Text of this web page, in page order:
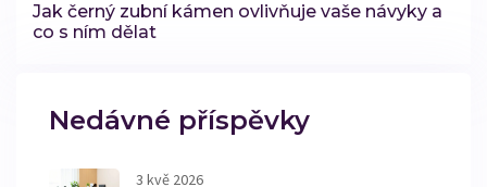
Jak černý zubní kámen ovlivňuje vaše návyky a
co s ním dělat
Nedávné příspěvky
3 kvě 2026